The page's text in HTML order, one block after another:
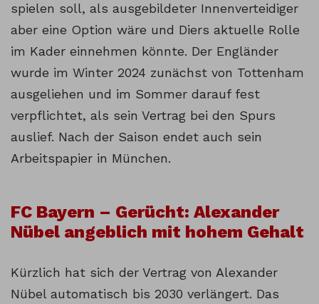
spielen soll, als ausgebildeter Innenverteidiger
aber eine Option wäre und Diers aktuelle Rolle
im Kader einnehmen könnte. Der Engländer
wurde im Winter 2024 zunächst von Tottenham
ausgeliehen und im Sommer darauf fest
verpflichtet, als sein Vertrag bei den Spurs
auslief. Nach der Saison endet auch sein
Arbeitspapier in München.
FC Bayern – Gerücht: Alexander
Nübel angeblich mit hohem Gehalt
Kürzlich hat sich der Vertrag von Alexander
Nübel automatisch bis 2030 verlängert. Das